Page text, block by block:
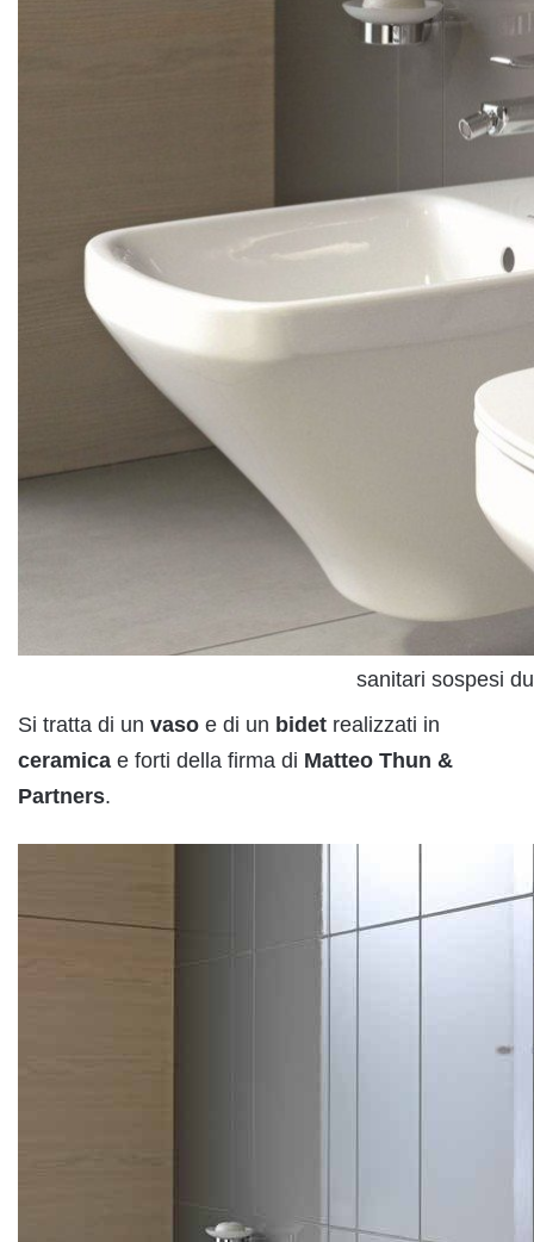
sanitari sospesi
Si tratta di un vaso e di un bidet realizzati in
ceramica e forti della firma di Matteo Thun &
Partners.